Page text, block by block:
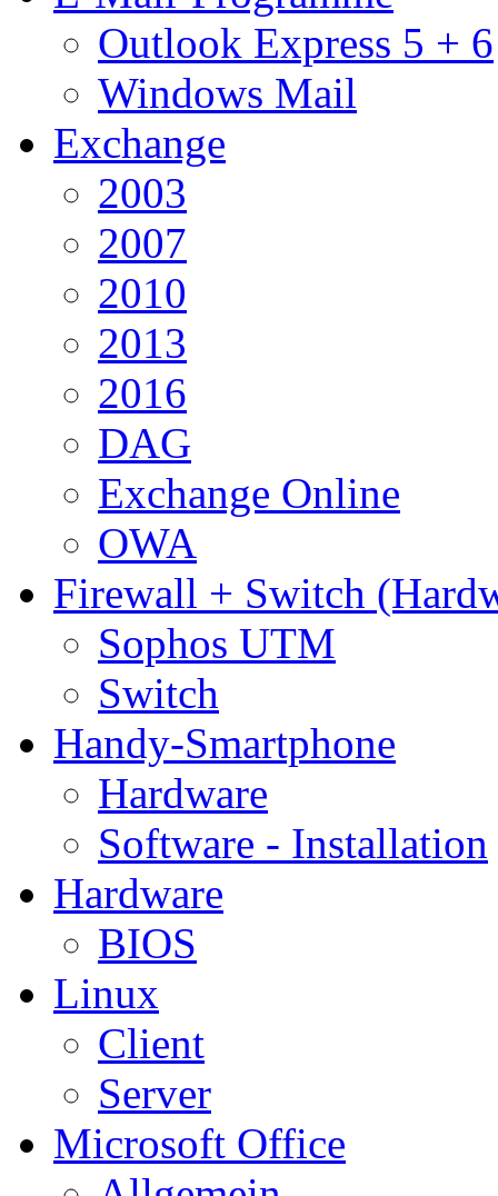
Outlook Express 5 + 6
Windows Mail
Exchange
2003
2007
2010
2013
2016
DAG
Exchange Online
OWA
Firewall + Switch
Sophos UTM
Switch
Handy-Smartphone
Hardware
Software - Installation
Hardware
BIOS
Linux
Client
Server
Microsoft Office